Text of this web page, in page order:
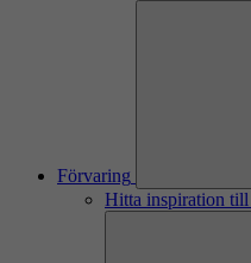
Förvaring
Hitta inspiration